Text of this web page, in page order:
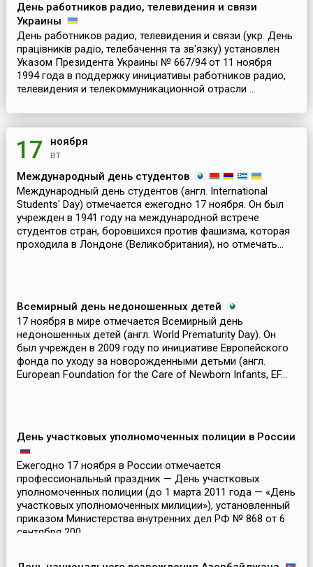
День работников радио, телевидения и связи
Украины
День работников радио, телевидения и связи (укр. День
працівників радіо, телебачення та зв'язку) установлен
Указом Президента Украины № 667/94 от 11 ноября
1994 года в поддержку инициативы работников радио,
телевидения и телекоммуникационной отрасли ...
17 ноября
вт
Международный день студентов
Международный день студентов (англ. International
Students' Day) отмечается ежегодно 17 ноября. Он был
учрежден в 1941 году на международной встрече
студентов стран, боровшихся против фашизма, которая
проходила в Лондоне (Великобритания), но отмечать...
Всемирный день недоношенных детей
17 ноября в мире отмечается Всемирный день
недоношенных детей (англ. World Prematurity Day). Он
был учрежден в 2009 году по инициативе Европейского
фонда по уходу за новорожденными детьми (англ.
European Foundation for the Care of Newborn Infants, EF...
День участковых уполномоченных полиции в России
Ежегодно 17 ноября в России отмечается
профессиональный праздник — День участковых
уполномоченных полиции (до 1 марта 2011 года — «День
участковых уполномоченных милиции»), установленный
приказом Министерства внутренних дел РФ № 868 от 6
сентября 200...